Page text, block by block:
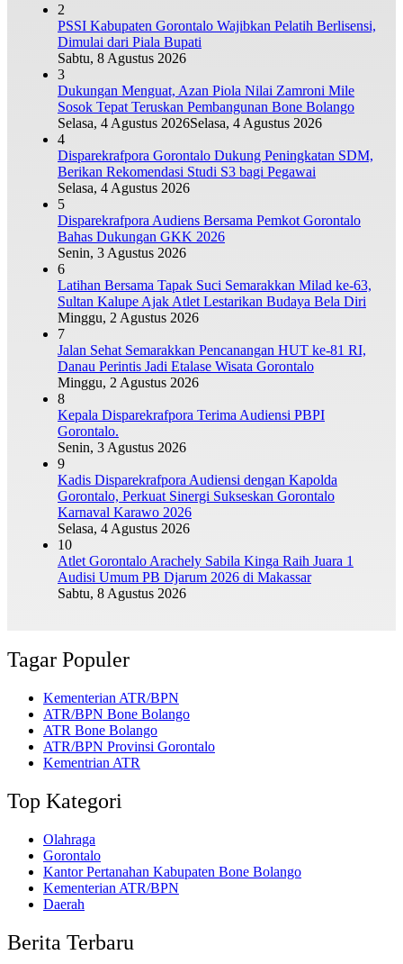
2
PSSI Kabupaten Gorontalo Wajibkan Pelatih Berlisensi,
Dimulai dari Piala Bupati
Sabtu, 8 Agustus 2026
3
Dukungan Menguat, Azan Piola Nilai Zamroni Mile
Sosok Tepat Teruskan Pembangunan Bone Bolango
Selasa, 4 Agustus 2026Selasa, 4 Agustus 2026
4
Disparekrafpora Gorontalo Dukung Peningkatan SDM,
Berikan Rekomendasi Studi S3 bagi Pegawai
Selasa, 4 Agustus 2026
5
Disparekrafpora Audiens Bersama Pemkot Gorontalo
Bahas Dukungan GKK 2026
Senin, 3 Agustus 2026
6
Latihan Bersama Tapak Suci Semarakkan Milad ke-63,
Sultan Kalupe Ajak Atlet Lestarikan Budaya Bela Diri
Minggu, 2 Agustus 2026
7
Jalan Sehat Semarakkan Pencanangan HUT ke-81 RI,
Danau Perintis Jadi Etalase Wisata Gorontalo
Minggu, 2 Agustus 2026
8
Kepala Disparekrafpora Terima Audiensi PBPI
Gorontalo.
Senin, 3 Agustus 2026
9
Kadis Disparekrafpora Audiensi dengan Kapolda
Gorontalo, Perkuat Sinergi Sukseskan Gorontalo
Karnaval Karawo 2026
Selasa, 4 Agustus 2026
10
Atlet Gorontalo Arachely Sabila Kinga Raih Juara 1
Audisi Umum PB Djarum 2026 di Makassar
Sabtu, 8 Agustus 2026
Tagar Populer
Kementerian ATR/BPN
ATR/BPN Bone Bolango
ATR Bone Bolango
ATR/BPN Provinsi Gorontalo
Kementrian ATR
Top Kategori
Olahraga
Gorontalo
Kantor Pertanahan Kabupaten Bone Bolango
Kementerian ATR/BPN
Daerah
Berita Terbaru